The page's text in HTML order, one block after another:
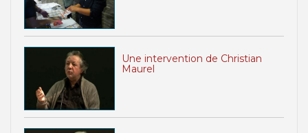
Une intervention de Christian
Maurel